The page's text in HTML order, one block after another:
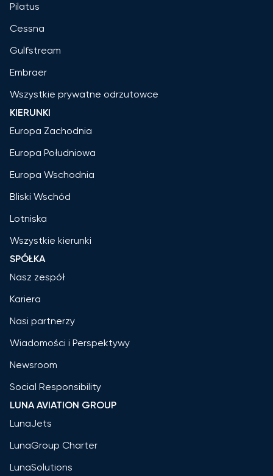
Pilatus
Cessna
Gulfstream
Embraer
Wszystkie prywatne odrzutowce
KIERUNKI
Europa Zachodnia
Europa Południowa
Europa Wschodnia
Bliski Wschód
Lotniska
Wszystkie kierunki
SPÓŁKA
Nasz zespół
Kariera
Nasi partnerzy
Wiadomości i Perspektywy
Newsroom
Social Responsibility
LUNA AVIATION GROUP
LunaJets
LunaGroup Charter
LunaSolutions